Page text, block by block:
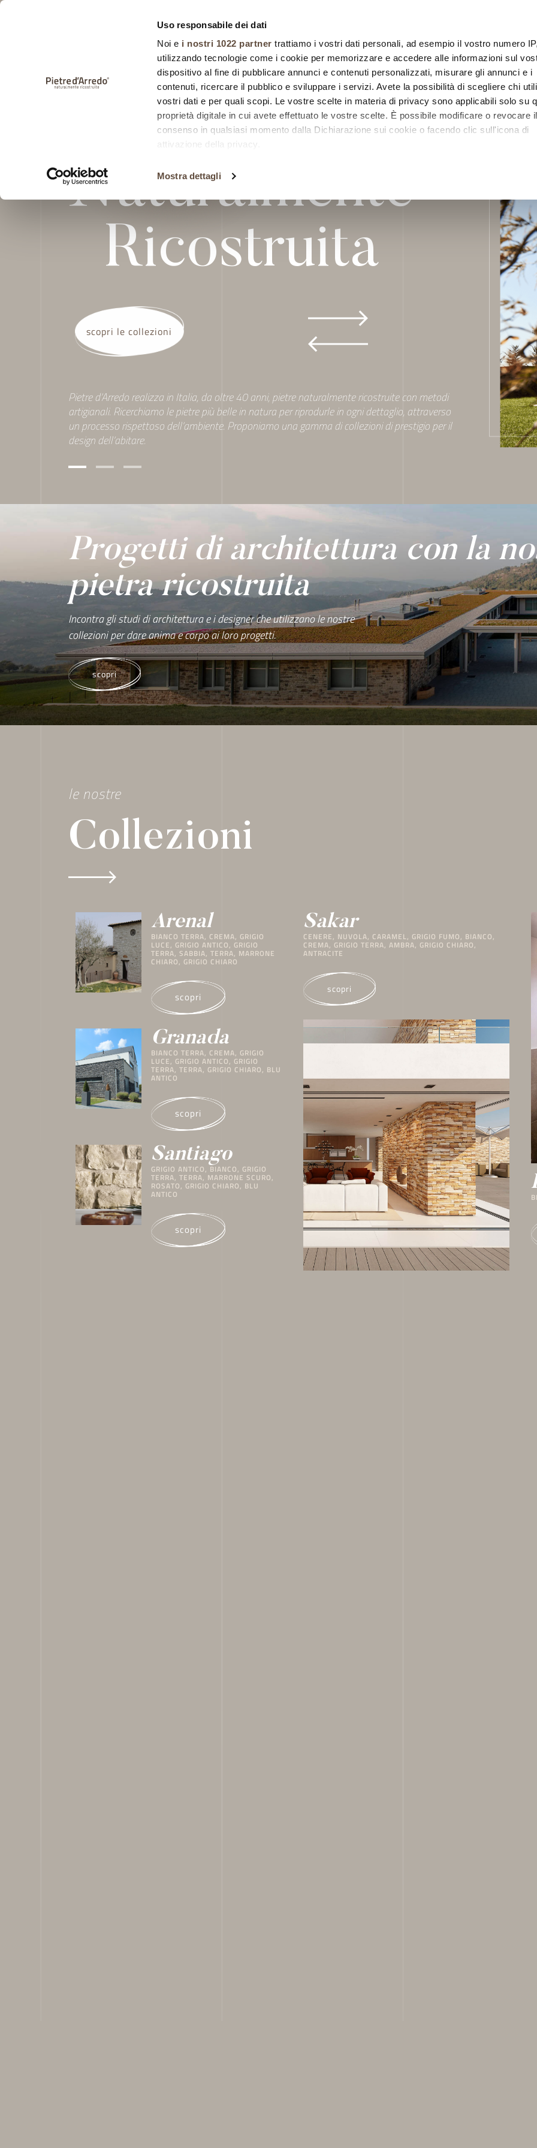
Uso responsabile dei dati
Noi e i nostri 1022 partner trattiamo i vostri dati personali, ad esempio il vostro numero
utilizzando tecnologie come i cookie per memorizzare e accedere alle informazioni sul
dispositivo al fine di pubblicare annunci e contenuti personalizzati, misurare gli annunci e i
contenuti, ricercare il pubblico e sviluppare i servizi. Avete la possibilità di scegliere chi
vostri dati e per quali scopi. Le vostre scelte in materia di privacy sono applicabili solo su
proprietà digitale in cui avete effettuato le vostre scelte. È possibile modificare o revocare
consenso in qualsiasi momento dalla Dichiarazione sui cookie o facendo clic sull'icona di
attivazione della privacy.
Con il tuo consenso, vorremmo anche:
metro,
Identificare il tuo dispositivo, scansionandolo attivamente alla ricerca di
specifiche (impronte digitali).
Approfondisci come vengono elaborati i tuoi dati personali e imposta le tue preferenze
dettagli . Puoi modificare o ritirare il tuo consenso in qualsiasi momento dalla
Utilizziamo i cookie per personalizzare contenuti ed annunci, per fornire funzionalità dei
media e per analizzare il nostro traffico. Condividiamo inoltre informazioni sul modo in cui
nostro sito con i nostri partner che si occupano di analisi dei dati web, pubblicità e social
quali potrebbero combinarle con altre informazioni che ha fornito loro o che hanno raccolto
Mostra dettagli
Pietra
Naturalmente
Ricostruita
scopri le collezioni
Pietre d’Arredo realizza in Italia, da oltre 40 anni, pietre naturalmente ricostruite con metodi
artigianali. Ricerchiamo le pietre più belle in natura per riprodurle in ogni dettaglio, attraverso
un processo rispettoso dell’ambiente. Proponiamo una gamma di collezioni di prestigio per il
design dell’abitare.
Progetti di architettura con la
pietra ricostruita
Incontra gli studi di architettura e i designer che utilizzano le nostre
collezioni per dare anima e corpo ai loro progetti.
scopri
le nostre
Collezioni
Teide
BIANCO TERRA, BIANCO, GRIGIO
TERRA, TERRA, GRIGIO CHIARO
scopri
BIANCO, GRIGIO TERRA, TERRA,
GRIGIO CHIARO
scopri
Cervino
scopri